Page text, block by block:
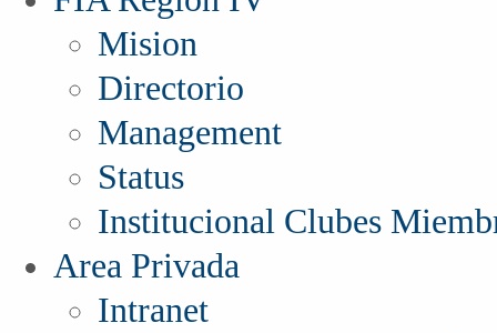
Mision
Directorio
Management
Status
Institucional Clubes
Area Privada
Intranet